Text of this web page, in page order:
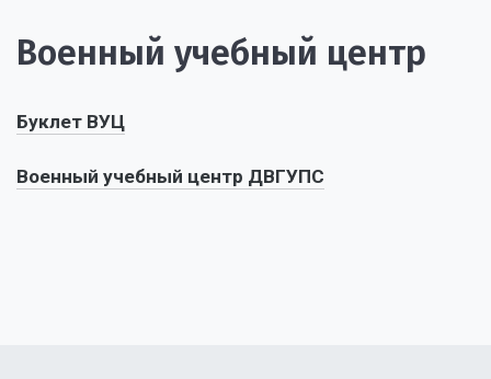
Военный учебный центр
Буклет ВУЦ
Военный учебный центр ДВГУПС